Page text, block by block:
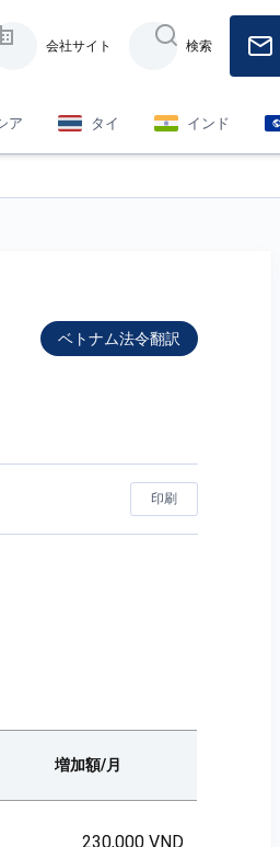
会社サイト 検索
ア タイ インド
ベトナム法令翻訳
印刷
増加額/月
230,000 VND